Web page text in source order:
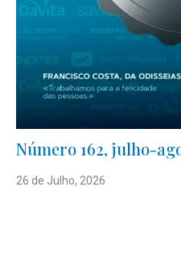
Número 162, julho-
26 de Julho, 2026